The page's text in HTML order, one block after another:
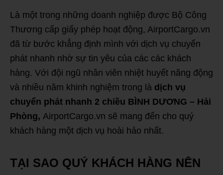
Là một trong những doanh nghiệp được Bộ Công
Thương cấp giấy phép hoạt động, AirportCargo.vn
đã từ bước khẳng định mình với dịch vụ chuyển
phát nhanh nhờ sự tin yêu của các các khách
hàng. Với đội ngũ nhân viên nhiệt huyết năng động
và nhiều năm khinh nghiệm trong là dịch vụ
chuyển phát nhanh 2 chiều BÌNH DƯƠNG – Hải
Phòng, AirportCargo.vn sẽ mang đến cho quý
khách hàng một dịch vụ hoài hảo nhất.
TẠI SAO QUÝ KHÁCH HÀNG NÊN